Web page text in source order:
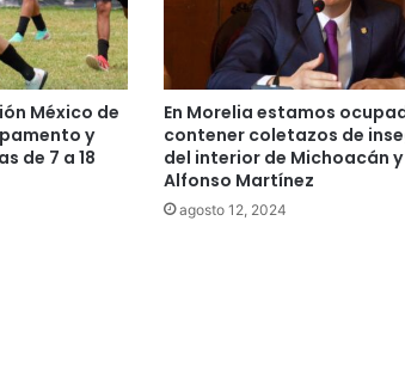
México de
y
de 7 a 18
En Morelia estamos
contener coletazos de
del interior de Michoacán
Alfonso Martínez
agosto 12, 2024